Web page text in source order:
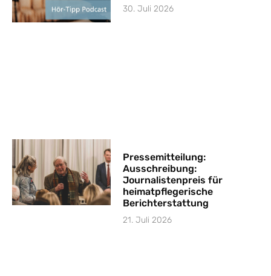
30. Juli 2026
Pressemitteilung:
Ausschreibung:
Journalistenpreis für
heimatpflegerische
Berichterstattung
21. Juli 2026